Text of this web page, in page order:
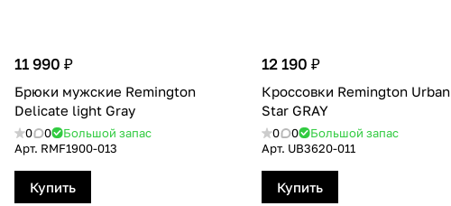
11 990 ₽
Брюки мужские Remington
Delicate light Gray
0 0
Большой запас
Арт. RMF1900-013
Купить
12 190 ₽
Кроссовки Remington Urban
Star GRAY
0 0
Большой запас
Арт. UB3620-011
Купить